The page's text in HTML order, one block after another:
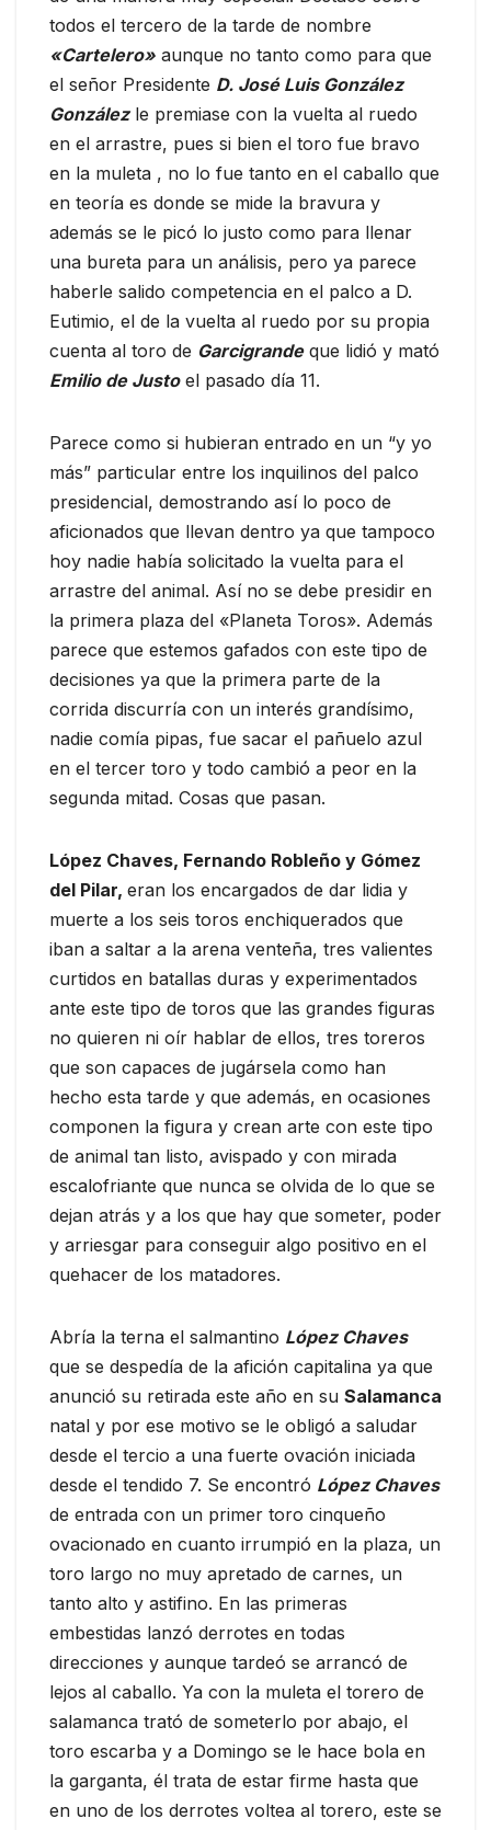
todos el tercero de la tarde de nombre
«Cartelero» aunque no tanto como para que
el señor Presidente D. José Luis González
Gonzálezle premiase con la vuelta al ruedo
en el arrastre, pues si bien el toro fue bravo
en la muleta , no lo fue tanto en el caballo que
en teoría es donde se mide la bravura y
además se le picó lo justo como para llenar
una bureta para un análisis, pero ya parece
haberle salido competencia en el palco a D.
Eutimio, el de la vuelta al ruedo por su propia
cuenta al toro de Garcigrandeque lidió y mató
Emilio de Justoel pasado día 11.
Parece como si hubieran entrado en un “y yo
más” particular entre los inquilinos del palco
presidencial, demostrando así lo poco de
aficionados que llevan dentro ya que tampoco
hoy nadie había solicitado la vuelta para el
arrastre del animal. Así no se debe presidir en
la primera plaza del «Planeta Toros». Además
parece que estemos gafados con este tipo de
decisiones ya que la primera parte de la
corrida discurría con un interés grandísimo,
nadie comía pipas, fue sacar el pañuelo azul
en el tercer toro y todo cambió a peor en la
segunda mitad. Cosas que pasan.
López Chaves, Fernando Robleño y Gómez
del Pilar, eran los encargados de dar lidia y
muerte a los seis toros enchiquerados que
iban a saltar a la arena venteña, tres valientes
curtidos en batallas duras y experimentados
ante este tipo de toros que las grandes figuras
no quieren ni oír hablar de ellos, tres toreros
que son capaces de jugársela como han
hecho esta tarde y que además, en ocasiones
componen la figura y crean arte con este tipo
de animal tan listo, avispado y con mirada
escalofriante que nunca se olvida de lo que se
dejan atrás y a los que hay que someter, poder
y arriesgar para conseguir algo positivo en el
quehacer de los matadores.
Abría la terna el salmantino López Chaves
que se despedía de la afición capitalina ya que
anunció su retirada este año en su Salamanca
natal y por ese motivo se le obligó a saludar
desde el tercio a una fuerte ovación iniciada
desde el tendido 7. Se encontró López Chaves
de entrada con un primer toro cinqueño
ovacionado en cuanto irrumpió en la plaza, un
toro largo no muy apretado de carnes, un
tanto alto y astifino. En las primeras
embestidas lanzó derrotes en todas
direcciones y aunque tardeó se arrancó de
lejos al caballo. Ya con la muleta el torero de
salamanca trató de someterlo por abajo, el
toro escarba y a Domingo se le hace bola en
la garganta, él trata de estar firme hasta que
en uno de los derrotes voltea al torero, este se